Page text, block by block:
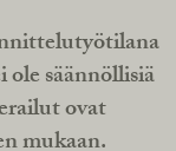
säännöllisiä
ovat